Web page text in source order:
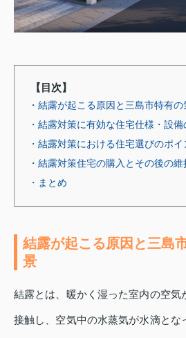
【目次】
・結露が起こる原因と三島市特有
・結露対策に有効な住宅仕様・設
・結露対策における住宅選びのポイ
・結露対策住宅の購入とその後の維
・まとめ
結露が起こる原因と三島
景
結露とは、暖かく湿った室内の空気
接触し、空気中の水蒸気が水滴とな